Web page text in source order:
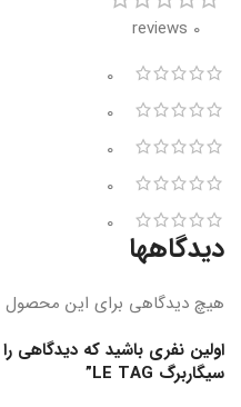
0 reviews
0
0
0
0
0
دیدگاهها
هیچ دیدگاهی برای این
اولین نفری باشید که دیدگاهی
سیگاربرگ LE TAG”